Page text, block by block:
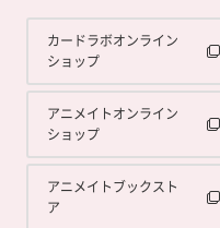
カードラボオンライン
ショップ
アニメイトオンライン
ショップ
アニメイトブックスト
ア